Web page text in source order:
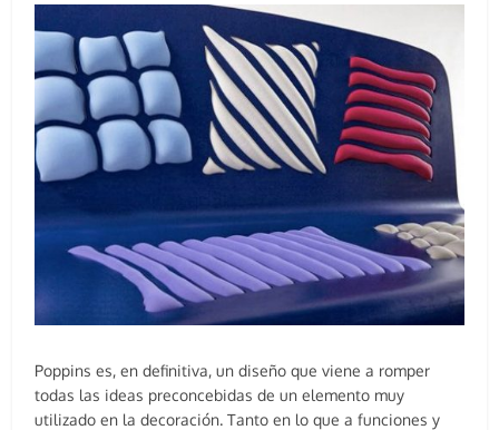
Poppins es, en definitiva, un diseño que viene a romper
todas las ideas preconcebidas de un elemento muy
utilizado en la decoración. Tanto en lo que a funciones y